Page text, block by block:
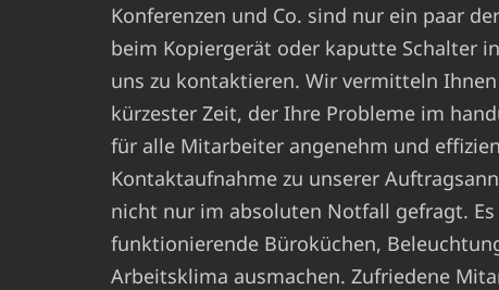
Konferenzen und Co. sind nur ein paar
beim Kopiergerät oder kaputte Schalter
uns zu kontaktieren. Wir vermitteln
kürzester Zeit, der Ihre Probleme im
für alle Mitarbeiter angenehm und
Kontaktaufnahme zu unserer
nicht nur im absoluten Notfall gefragt.
funktionierende Büroküchen,
Arbeitsklima ausmachen. Zufriedene